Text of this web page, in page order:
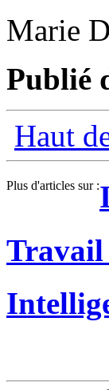
Marie
Publié
Haut
Plus d'articles sur :
Travail